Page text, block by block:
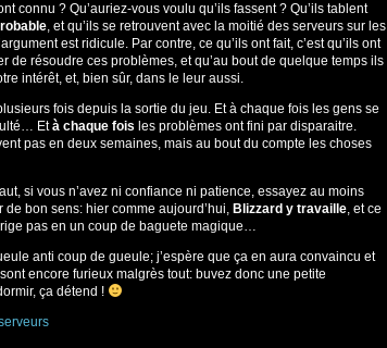
connu ? Qu’auriez-vous voulu qu’ils fassent ? Qu’ils tablent
, et qu’ils se retrouvent avec la moitié des serveurs sur les
est ridicule. Par contre, ce qu’ils ont fait, c’est qu’ils ont
de résoudre ces problèmes, et qu’au bout de quelque temps ils
intérêt, et, bien sûr, dans le leur aussi.
fois depuis la sortie du jeu. Et à chaque fois les gens se
Età chaque fois les problèmes ont fini par disparaitre.
pas en deux semaines, mais au bout du compte les choses
si vous n’avez ni confiance ni patience, essayez au moins
de bon sens: hier comme aujourd’hui, Blizzard y travaille, et ce
pas en un coup de baguete magique…
anti coup de gueule; j’espère que ça en aura convaincu et
encore furieux malgrès tout: buvez donc une petite
ça détend !